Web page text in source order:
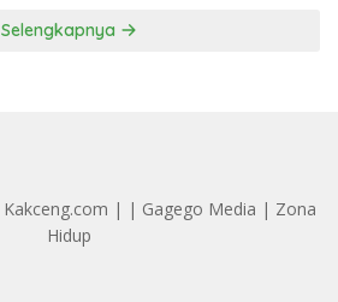
Selengkapnya
Kakceng.com | | Gagego Media | Zona
Hidup